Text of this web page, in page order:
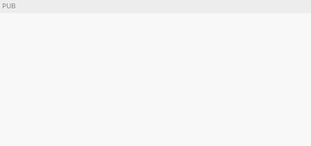
PUB